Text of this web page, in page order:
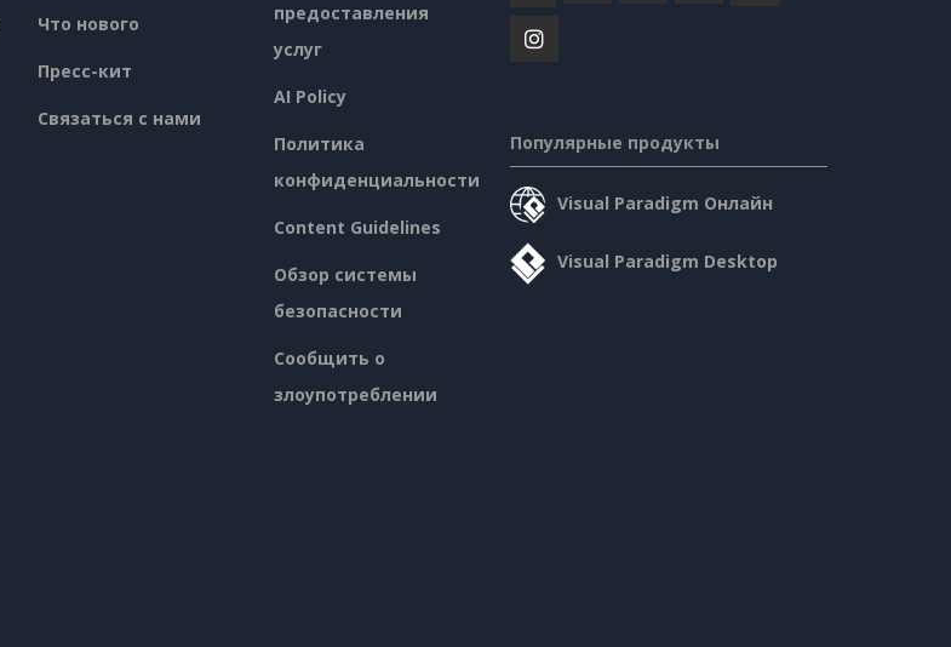
Что нового
Пресс-кит
Связаться с нами
предоставления
услуг
AI Policy
Политика
конфиденциальности
Content Guidelines
Обзор системы
безопасности
Сообщить о
злоупотреблении
Популярные продукты
Visual Paradigm Онлайн
Visual Paradigm Desktop